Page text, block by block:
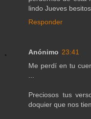
lindo Jueves
Responder
Anónimo 23:41
Me perdí en tu
Preciosos tus
doquier que nos